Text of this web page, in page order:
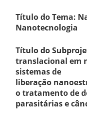
Título do Tema:
Nanotecnologia
Título do
translacional em
sistemas de
liberação
o tratamento de
parasitárias e